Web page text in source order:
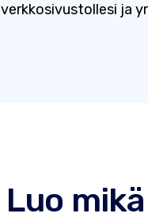
verkkosivustollesi ja
Luo